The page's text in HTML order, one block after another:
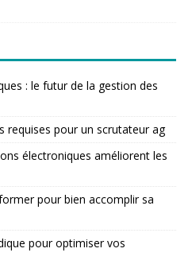
: le futur de la gestion des
requises pour un scrutateur ag
électroniques améliorent les
pour bien accomplir sa
pour optimiser vos